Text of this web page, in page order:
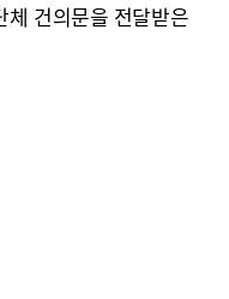
체 건의문을 전달받은